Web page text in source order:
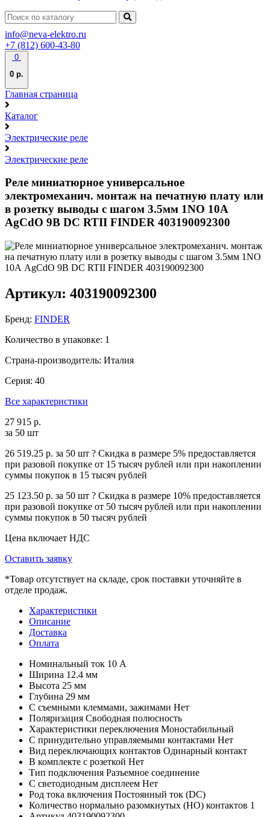
info@neva-elektro.ru
+7 (812) 600-43-80
0
0 р.
Главная страница
Каталог
Электрические реле
Электрические реле
Реле миниатюрное универсальное
электромеханич. монтаж на печатную плату или
в розетку выводы с шагом 3.5мм 1NO 10А
AgCdO 9В DC RTII FINDER 403190092300
Артикул: 403190092300
Бренд: FINDER
Количество в упаковке: 1
Страна-производитель: Италия
Серия: 40
Все характеристики
27 915 р.
за 50 шт
26 519.25 р. за 50 шт ? Cкидка в размере 5% предоставляется
при разовой покупке от 15 тысяч рублей или при накоплении
суммы покупок в 15 тысяч рублей
25 123.50 р. за 50 шт ? Cкидка в размере 10% предоставляется
при разовой покупке от 50 тысяч рублей или при накоплении
суммы покупок в 50 тысяч рублей
Цена включает НДС
Оставить заявку
*Товар отсутствует на складе, срок поставки уточняйте в
отделе продаж.
Характеристики
Описание
Доставка
Оплата
Номинальный ток 10 А
Ширина 12.4 мм
Высота 25 мм
Глубина 29 мм
С съемными клеммами, зажимами Нет
Поляризация Свободная полюсность
Характеристики переключения Моностабильный
С принудительно управляемыми контактами Нет
Вид переключающих контактов Одинарный контакт
В комплекте с розеткой Нет
Тип подключения Разъемное соединение
С светодиодным дисплеем Нет
Род тока включения Постоянный ток (DC)
Количество нормально разомкнутых (НО) контактов 1